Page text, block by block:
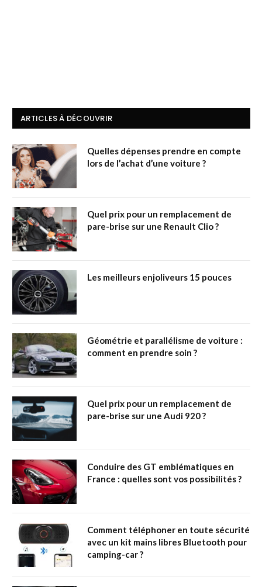
ARTICLES À DÉCOUVRIR
Quelles dépenses prendre en compte
lors de l’achat d’une voiture ?
Quel prix pour un remplacement de
pare-brise sur une Renault Clio ?
Les meilleurs enjoliveurs 15 pouces
Géométrie et parallélisme de voiture :
comment en prendre soin ?
Quel prix pour un remplacement de
pare-brise sur une Audi 920 ?
Conduire des GT emblématiques en
France : quelles sont vos possibilités ?
Comment téléphoner en toute sécurité
avec un kit mains libres Bluetooth pour
camping-car ?